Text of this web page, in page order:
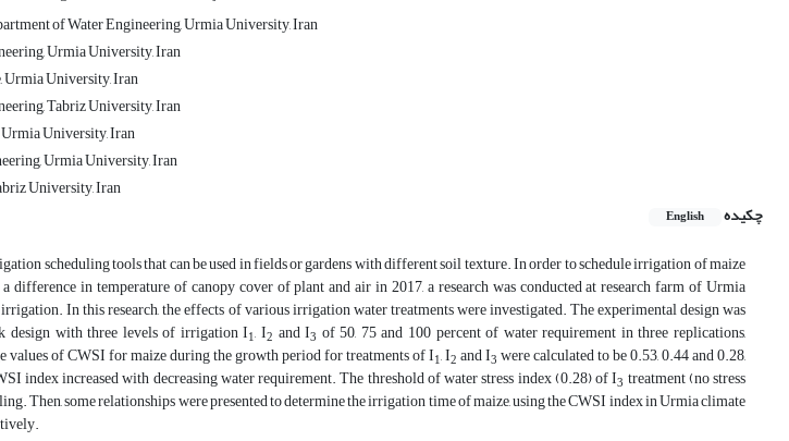
of Water Engineering, Urmia University, Iran
Urmia University, Iran
Urmia University, Iran
Tabriz University, Iran
University, Iran
Urmia University, Iran
University, Iran
چکیده
English
scheduling tools that can be used in fields or gardens with different soil texture. In order to schedule irrigation of maize
difference in temperature of canopy cover of plant and air in 2017, a research was conducted at research farm of Urmia
In this research, the effects of various irrigation water treatments were investigated. The experimental design was
design with three levels of irrigation I1, I2 and I3 of 50, 75 and 100 percent of water requirement in three replications,
values of CWSI for maize during the growth period for treatments of I1, I2 and I3 were calculated to be 0.53, 0.44 and 0.28,
index increased with decreasing water requirement. The threshold of water stress index (0.28) of I3 treatment (no stress
Then, some relationships were presented to determine the irrigation time of maize, using the CWSI index in Urmia climate